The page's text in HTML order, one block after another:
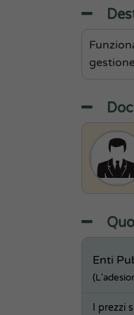
Enti
I prezzi